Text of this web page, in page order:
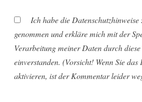
Ich habe die
genommen und erkläre mich mit der
Verarbeitung meiner Daten durch diese
einverstanden. (Vorsicht! Wenn Sie das
aktivieren, ist der Kommentar leider